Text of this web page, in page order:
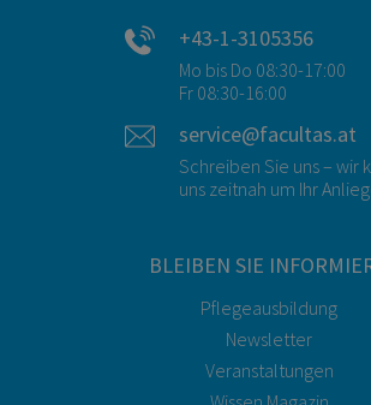
+43-1-3105356
Mo bis Do 08:30-17:00
Fr 08:30-16:00
service@facultas.at
Schreiben Sie uns – wir
uns zeitnah um Ihr
BLEIBEN SIE
Pflegeausbildung
Newsletter
Veranstaltungen